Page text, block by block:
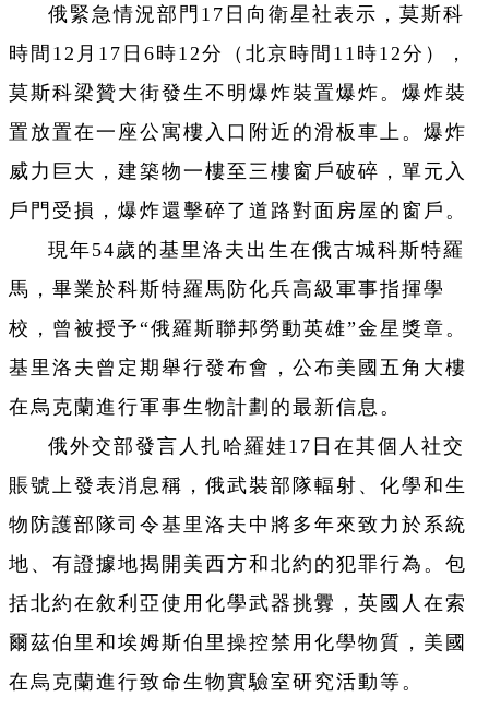
俄緊急情況部門17日向衛星社表示，莫斯科
時間12月17日6時12分（北京時間11時12分），
莫斯科梁贊大街發生不明爆炸裝置爆炸。爆炸裝
置放置在一座公寓樓入口附近的滑板車上。爆炸
威力巨大，建築物一樓至三樓窗戶破碎，單元入
戶門受損，爆炸還擊碎了道路對面房屋的窗戶。
現年54歲的基里洛夫出生在俄古城科斯特羅
馬，畢業於科斯特羅馬防化兵高級軍事指揮學
校，曾被授予“俄羅斯聯邦勞動英雄”金星獎章。
基里洛夫曾定期舉行發布會，公布美國五角大樓
在烏克蘭進行軍事生物計劃的最新信息。
俄外交部發言人扎哈羅娃17日在其個人社交
賬號上發表消息稱，俄武裝部隊輻射、化學和生
物防護部隊司令基里洛夫中將多年來致力於系統
地、有證據地揭開美西方和北約的犯罪行為。包
括北約在敘利亞使用化學武器挑釁，英國人在索
爾茲伯里和埃姆斯伯里操控禁用化學物質，美國
在烏克蘭進行致命生物實驗室研究活動等。